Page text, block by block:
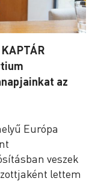
az
Európa
veszek
lettem